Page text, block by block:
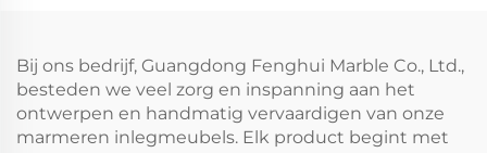
Bij ons bedrijf, Guangdong Fenghui Marble Co., Ltd.,
besteden we veel zorg en inspanning aan het
ontwerpen en handmatig vervaardigen van onze
marmeren inlegmeubels. Elk product begint met